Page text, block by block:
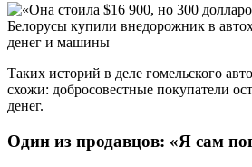
Таких историй в деле гомельского
схожи: добросовестные покупатели
денег.
Один из продавцов: «Я сам